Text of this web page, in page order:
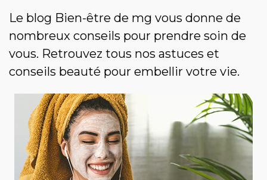
Le blog Bien-être de mg vous donne de
nombreux conseils pour prendre soin de
vous. Retrouvez tous nos astuces et
conseils beauté pour embellir votre vie.